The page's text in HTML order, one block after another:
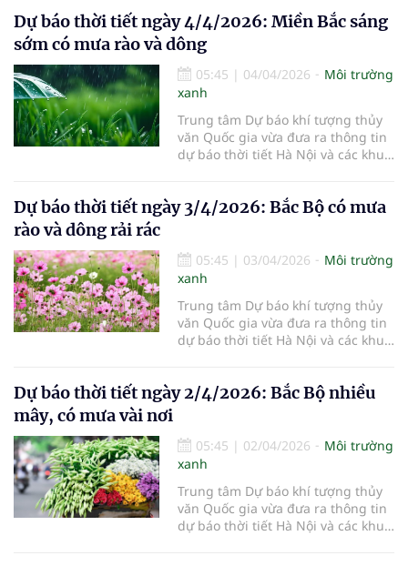
Dự báo thời tiết ngày 4/4/2026: Miền Bắc sáng
sớm có mưa rào và dông
05:45 | 04/04/2026
Môi trường
xanh
Trung tâm Dự báo khí tượng thủy
văn Quốc gia vừa đưa ra thông tin
dự báo thời tiết Hà Nội và các khu
Dự báo thời tiết ngày 3/4/2026: Bắc Bộ có mưa
rào và dông rải rác
05:45 | 03/04/2026
Môi trường
xanh
Trung tâm Dự báo khí tượng thủy
văn Quốc gia vừa đưa ra thông tin
dự báo thời tiết Hà Nội và các khu
Dự báo thời tiết ngày 2/4/2026: Bắc Bộ nhiều
mây, có mưa vài nơi
05:45 | 02/04/2026
Môi trường
xanh
Trung tâm Dự báo khí tượng thủy
văn Quốc gia vừa đưa ra thông tin
dự báo thời tiết Hà Nội và các khu